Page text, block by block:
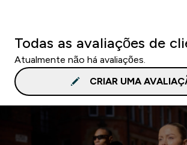
Todas as avaliações de
Atualmente não há avaliações.
CRIAR UMA